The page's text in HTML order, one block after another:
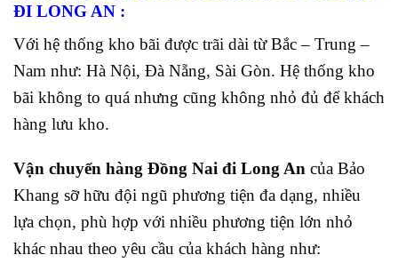
ĐI LONG AN :
Với hệ thống kho bãi được trãi dài từ Bắc – Trung –
Nam như: Hà Nội, Đà Nẵng, Sài Gòn. Hệ thống kho
bãi không to quá nhưng cũng không nhỏ đủ để khách
hàng lưu kho.
Vận chuyển hàng Đồng Nai đi Long An của Bảo
Khang sỡ hữu đội ngũ phương tiện đa dạng, nhiều
lựa chọn, phù hợp với nhiều phương tiện lớn nhỏ
khác nhau theo yêu cầu của khách hàng như: